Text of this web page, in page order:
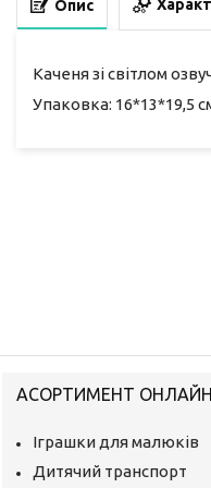
Опис
Каченя зі світлом
Упаковка: 16*13*19,5
АСОРТИМЕНТ
Іграшки для малюків
Дитячий транспорт